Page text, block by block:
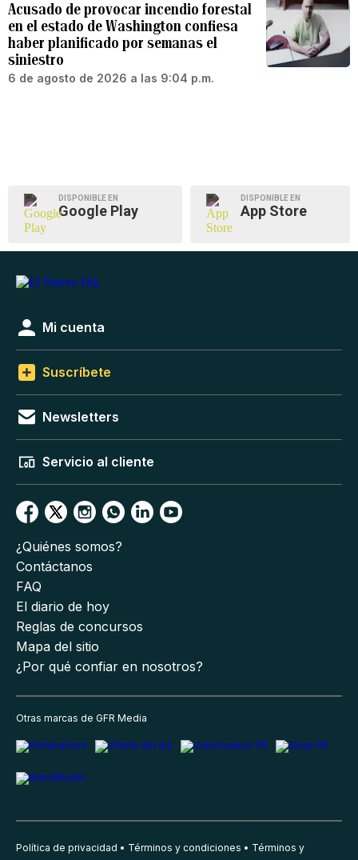
Acusado de provocar incendio forestal
en el estado de Washington confiesa
haber planificado por semanas el
siniestro
6 de agosto de 2026 a las 9:04 p.m.
DISPONIBLE EN
Google Play
DISPONIBLE EN
App Store
Mi cuenta
Suscríbete
Newsletters
Servicio al cliente
¿Quiénes somos?
Contáctanos
FAQ
El diario de hoy
Reglas de concursos
Mapa del sitio
¿Por qué confiar en nosotros?
Otras marcas de GFR Media
Política de privacidad Términos y condiciones Términos y